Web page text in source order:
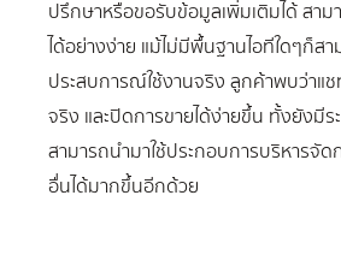
ปรึกษาหรือขอรับข้อมูลเพิ่มเติมได้ สาม
ได้อย่างง่าย แม้ไม่มีพื้นฐานไอทีใดๆก็ส
ประสบการณ์ใช้งานจริง ลูกค้าพบว่าแ
จริง และปิดการขายได้ง่ายขึ้น ทั้งยังมีร
สามารถนำมาใช้ประกอบการบริหารจัด
อื่นได้มากขึ้นอีกด้วย